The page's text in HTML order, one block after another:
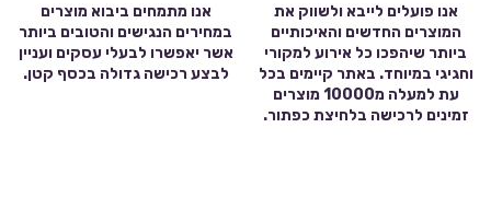
אנו פועלים לייבא ולשווק את
המוצרים החדשים והאיכותיים
ביותר שיהפכו כל אירוע למקורי
וחגיגי במיוחד. באתר קיימים בכל
עת למעלה מ10000 מוצרים
זמינים לרכישה בלחיצת כפתור.
אנו מתמחים ביבוא מוצרים
במחירים הנגישים והטובים ביותר
אשר יאפשרו לבעלי עסקים ועניין
לבצע רכישה גדולה בכסף קטן.